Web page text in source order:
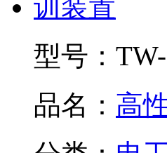
型号：
品名： 高